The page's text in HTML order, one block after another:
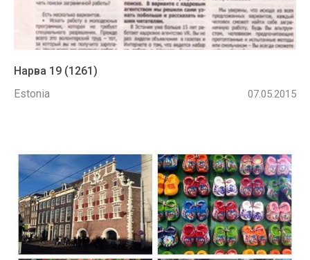
Нарва 19 (1261)
Estonia
07.05.2015